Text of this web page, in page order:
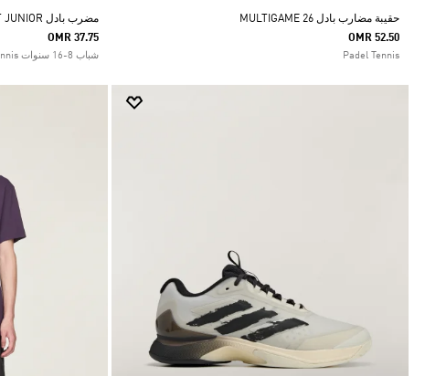
حقيبة مضارب بادل MULTIGAME 26
OMR 52.50
Padel Tennis
مضرب بادل ARROW_HIT JUNIOR
OMR 37.75
شباب 8-16 سنوات Padel Tennis